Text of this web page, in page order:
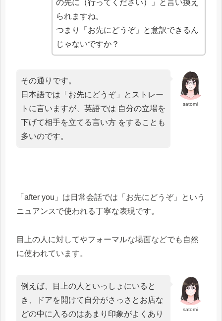
の先に（行ってください）」と言い換え
られますね。
つまり「お先にどうぞ」と意訳できるん
じゃないですか？
satomi
その通りです。
日本語では「お先にどうぞ」とストレー
トに言いますが、英語では 自分の立場を
下げて相手を立てる言い方 をすることも
多いのです。
「after you」は日常会話では「お先にどうぞ」という
ニュアンスで使われる丁寧な表現です。
目上の人に対してやフォーマルな場面などでも自然
に使われています。
satomi
例えば、目上の人といっしょにいると
き、ドアを開けて自分がさっさとお店な
どの中に入るのはあまり印象がよくあり